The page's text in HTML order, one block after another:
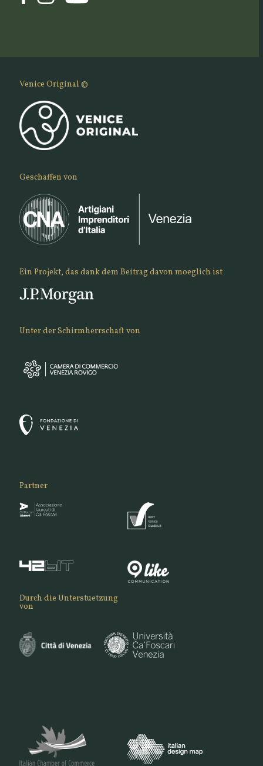
Venice Original ©
Geschaffen von
Ein Projekt, das dank dem Beitrag davon moeglich ist
Unter der Schirmherrschaft von
Partner
Durch die Unterstuetzung
von